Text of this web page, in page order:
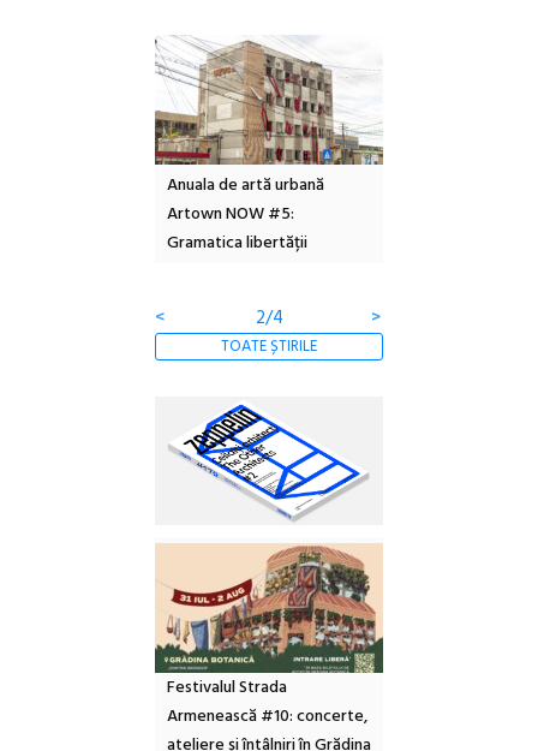
Anuala de artă urbană
Artown NOW #5:
Gramatica libertății
< 2/4 >
TOATE ȘTIRILE
Festivalul Strada
Armenească #10: concerte,
ateliere și întâlniri în Grădina